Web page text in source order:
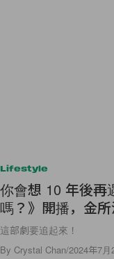
Lifestyle
你會想 10 年後再
嗎？》開播，金
這部劇要追起來！
By Crystal Chan/2024年7月